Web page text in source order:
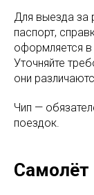
Для выезда за
паспорт,
оформляется в
Уточняйте
они
Чип —
поездок.
Самолёт